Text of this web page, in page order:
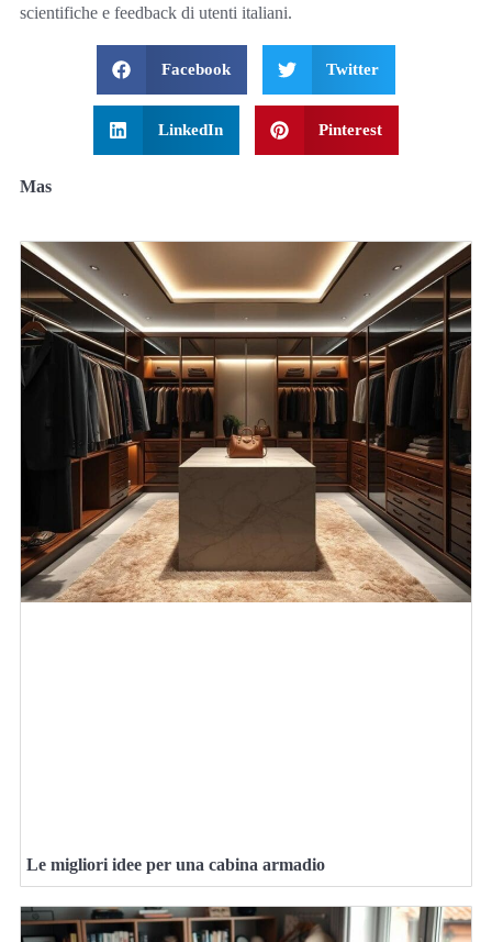
scientifiche e feedback di utenti italiani.
Facebook Twitter
LinkedIn Pinterest
Mas
Le migliori idee per una cabina armadio